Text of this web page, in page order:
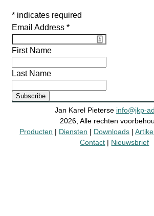
* indicates required
Email Address*
First Name
Last Name
Jan Karel Pieterse info@jkp-
2026, Alle rechten
Producten | Diensten | Downloads|
Contact | Nieuwsbrief